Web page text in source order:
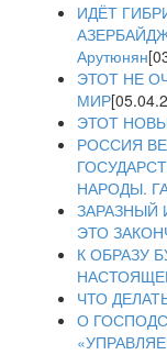
ИДЁТ
Арутюнян
ЭТОТ НЕ
МИР
ЭТОТ
РОССИЯ
НАРОДЫ.
ЗАРАЗНЫЙ
ЭТО
К ОБРАЗУ
ЧТО
О